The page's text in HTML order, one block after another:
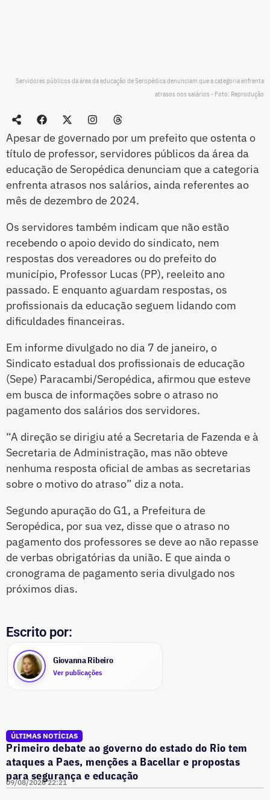
Servidores públicos da área da educação de Seropédica denunciam que a categoria enfrenta
atrasos nos salários - Foto: Reprodução
Apesar de governado por um prefeito que ostenta o
título de professor, servidores públicos da área da
educação de Seropédica denunciam que a categoria
enfrenta atrasos nos salários, ainda referentes ao
mês de dezembro de 2024.
Os servidores também indicam que não estão
recebendo o apoio devido do sindicato, nem
respostas dos vereadores ou do prefeito do
município, Professor Lucas (PP), reeleito ano
passado. E enquanto aguardam respostas, os
profissionais da educação seguem lidando com
dificuldades financeiras.
Em informe divulgado no dia 7 de janeiro, o
Sindicato estadual dos profissionais de educação
(Sepe) Paracambi/Seropédica, afirmou que esteve
em busca de informações sobre o atraso no
pagamento dos salários dos servidores.
“A direção se dirigiu até a Secretaria de Fazenda e à
Secretaria de Administração, mas não obteve
nenhuma resposta oficial de ambas as secretarias
sobre o motivo do atraso” diz a nota.
Segundo apuração do G1, a Prefeitura de
Seropédica, por sua vez, disse que o atraso no
pagamento dos professores se deve ao não repasse
de verbas obrigatórias da união. E que ainda o
cronograma de pagamento seria divulgado nos
próximos dias.
Escrito por:
Giovanna Ribeiro
Ver publicações
ÚLTIMAS NOTÍCIAS
Primeiro debate ao governo do estado do Rio tem
ataques a Paes, menções a Bacellar e propostas
para segurança e educação
09/08/2026 22:21